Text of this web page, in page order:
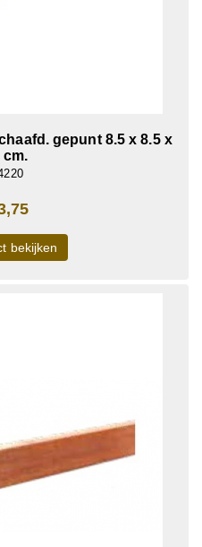
gepunt 8.5 x 8.5 x
cm.
bekijken